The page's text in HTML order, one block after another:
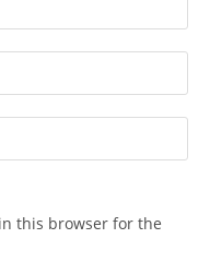
this browser for the